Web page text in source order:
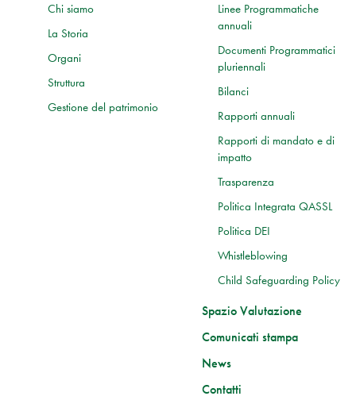
Chi siamo
La Storia
Organi
Struttura
Gestione del patrimonio
Linee Programmatiche
annuali
Documenti Programmatici
pluriennali
Bilanci
Rapporti annuali
Rapporti di mandato e di
impatto
Trasparenza
Politica Integrata QASSL
Politica DEI
Whistleblowing
Child Safeguarding Policy
Spazio Valutazione
Comunicati stampa
News
Contatti